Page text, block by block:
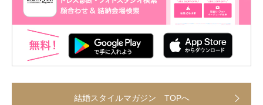
結婚スタイルマガジン TOPへ